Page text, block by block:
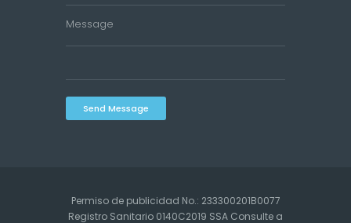
Send Message
Permiso de publicidad No.: 233300201B0077
Registro Sanitario 0140C2019 SSA Consulte a